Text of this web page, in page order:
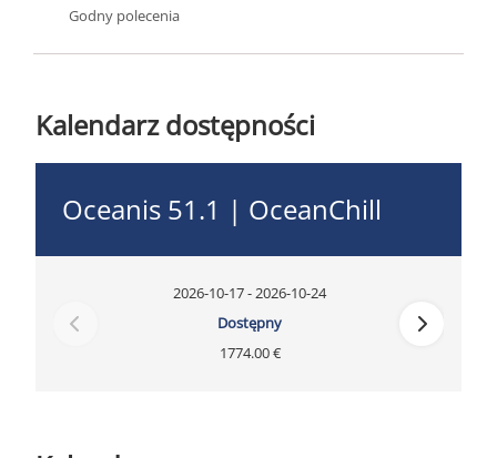
Godny polecenia
Kalendarz dostępności
Oceanis 51.1 | OceanChill
2026-10-17 - 2026-10-24
Dostępny
1774.00 €